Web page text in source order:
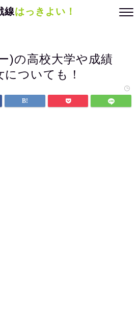
線はっきよい！
)の高校大学や成績
ついても！